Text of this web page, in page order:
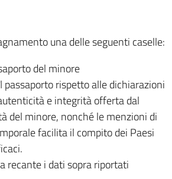
una delle seguenti caselle:
del minore
rispetto alle dichiarazioni
e integrità offerta dal
del minore, nonché le menzioni di
facilita il compito dei Paesi
recante i dati sopra riportati